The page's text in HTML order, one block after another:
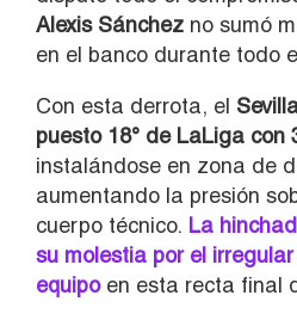
Alexis Sánchez no sumó
en el banco durante todo
Con esta derrota, el
puesto 18° de LaLiga con
instalándose en zona de
aumentando la presión
cuerpo técnico. La
su molestia por el
equipoen esta recta final